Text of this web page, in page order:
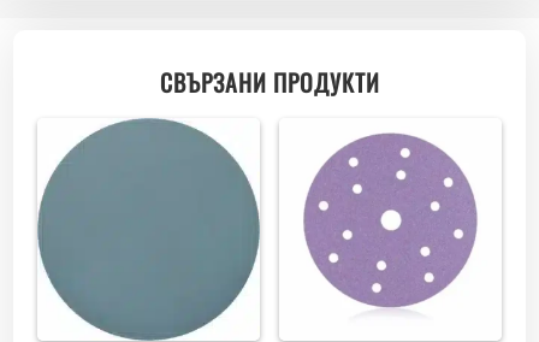
СВЪРЗАНИ ПРОДУКТИ